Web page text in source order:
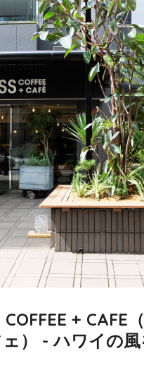
COFFEE +
） - ハワイの